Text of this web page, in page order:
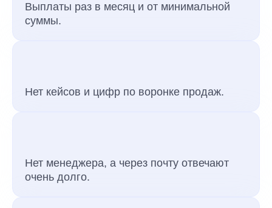
Выплаты раз в месяц и от минимальной
суммы.
Нет кейсов и цифр по воронке продаж.
Нет менеджера, а через почту отвечают
очень долго.